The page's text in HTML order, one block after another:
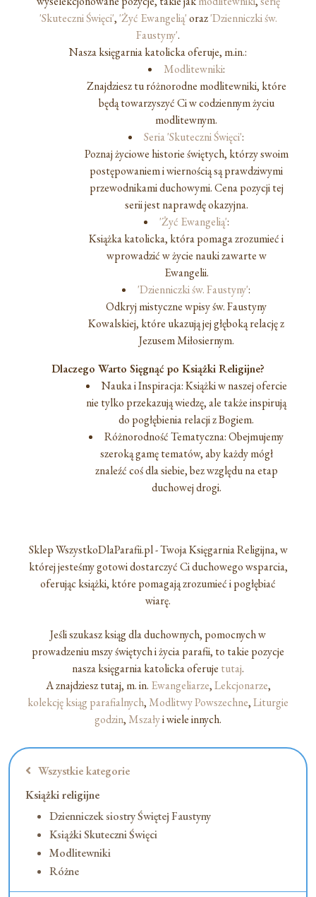
Wszystkie kategorie
Książki religijne
Dzienniczek siostry Świętej Faustyny
Książki Skuteczni Święci
Modlitewniki
Różne
'Skuteczni Święci','Żyć Ewangelią'oraz'Dzienniczki św.
Faustyny'.
Nasza księgarnia katolicka oferuje, m.in.:
Modlitewniki:
Znajdziesz tu różnorodne modlitewniki, które
będą towarzyszyć Ci w codziennym życiu
modlitewnym.
Seria 'Skuteczni Święci':
Poznaj życiowe historie świętych, którzy swoim
postępowaniem i wiernością są prawdziwymi
przewodnikami duchowymi. Cena pozycji tej
serii jest naprawdę okazyjna.
'Żyć Ewangelią':
Książka katolicka, która pomaga zrozumieć i
wprowadzić w życie nauki zawarte w
Ewangelii.
'Dzienniczki św. Faustyny':
Odkryj mistyczne wpisy św. Faustyny
Kowalskiej, które ukazują jej głęboką relację z
Jezusem Miłosiernym.
Dlaczego Warto Sięgnąć po Książki Religijne?
Nauka i Inspiracja: Książki w naszej ofercie
nie tylko przekazują wiedzę, ale także inspirują
do pogłębienia relacji z Bogiem.
Różnorodność Tematyczna: Obejmujemy
szeroką gamę tematów, aby każdy mógł
znaleźć coś dla siebie, bez względu na etap
duchowej drogi.
Sklep WszystkoDlaParafii.pl - Twoja Księgarnia Religijna, w
której jesteśmy gotowi dostarczyć Ci duchowego wsparcia,
oferując książki, które pomagają zrozumieć i pogłębiać
wiarę.
Jeśli szukasz ksiąg dla duchownych, pomocnych w
prowadzeniu mszy świętych i życia parafii, to takie pozycje
nasza księgarnia katolicka oferuje tutaj.
A znajdziesz tutaj, m. in. Ewangeliarze,Lekcjonarze,
kolekcję ksiąg parafialnych, Modlitwy Powszechne,Liturgie
godzin, Mszałyi wiele innych.